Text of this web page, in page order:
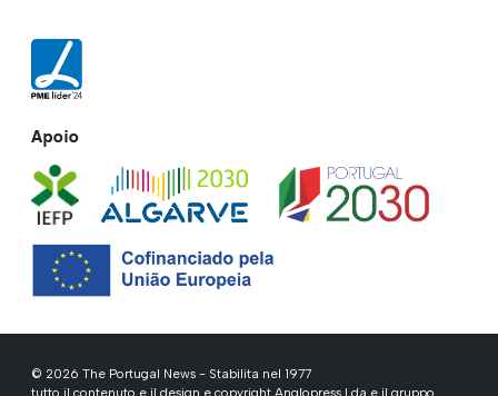
Apoio
© 2026 The Portugal News - Stabilita nel 1977
tutto il contenuto e il design e copyright Anglopress Lda e il gruppo